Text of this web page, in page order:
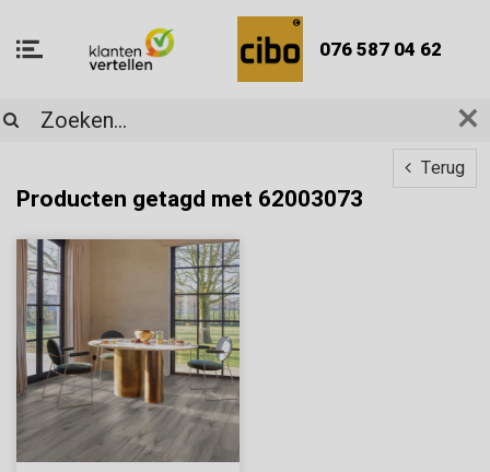
076 587 04 62
Terug
Producten getagd met 62003073